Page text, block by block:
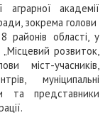
академії
зокрема голови
районів області, у
розвиток,
міст-учасників,
муніципальні
та представники